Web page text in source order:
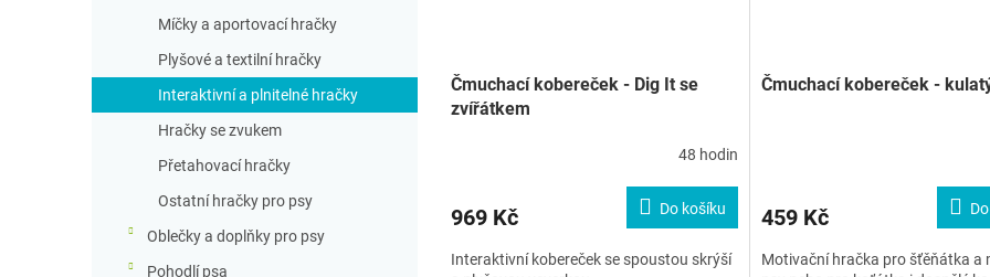
Míčky a aportovací hračky
Plyšové a textilní hračky
Interaktivní a plnitelné hračky
Hračky se zvukem
Přetahovací hračky
Ostatní hračky pro psy
Oblečky a doplňky pro psy
Pohodlí psa
Čmuchací kobereček - Dig It se
zvířátkem
48 hodin
969 Kč Do košíku
Interaktivní kobereček se spoustou skrýší
Čmuchací kobereček -
459 Kč
Motivační hračka pro šťěňátka a